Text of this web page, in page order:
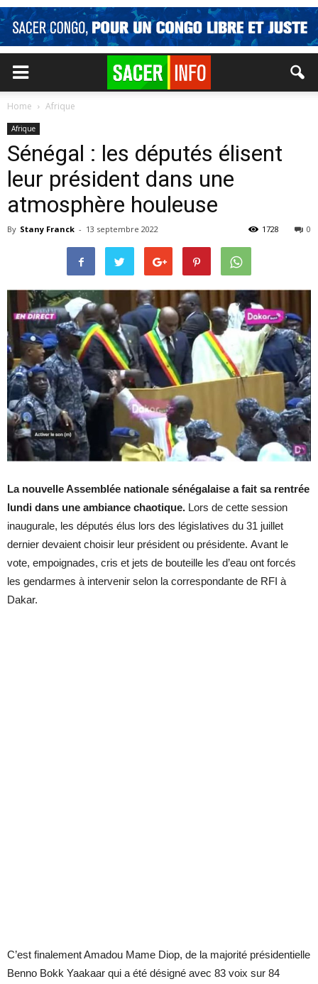
Home Afrique
Afrique
Sénégal : les députés élisent
leur président dans une
atmosphère houleuse
By Stany Franck - 13 septembre 2022 0
1728
La nouvelle Assemblée nationale sénégalaise a fait sa rentrée
lundi dans une ambiance chaotique. Lors de cette session
inaugurale, les députés élus lors des législatives du 31 juillet
dernier devaient choisir leur président ou présidente. Avant le
vote, empoignades, cris et jets de bouteille les d’eau ont forcés
les gendarmes à intervenir selon la correspondante de RFI à
Dakar.
C’est finalement Amadou Mame Diop, de la majorité présidentielle
Benno Bokk Yaakaar qui a été désigné avec 83 voix sur 84